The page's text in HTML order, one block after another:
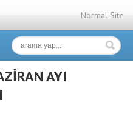
Normal Site
AYI